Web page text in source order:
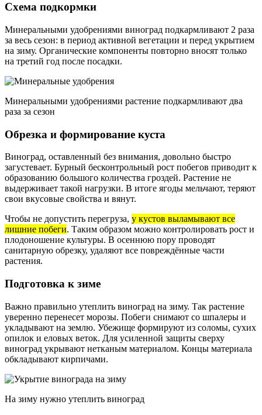
Схема подкормки
Минеральными удобрениями виноград подкармливают 2 раза
за весь сезон: в период активной вегетации и перед укрытием
на зиму. Органические компоненты повторно вносят только
на третий год после посадки.
Минеральными удобрениями растение подкармливают два
раза за сезон
Обрезка и формирование куста
Виноград, оставленный без внимания, довольно быстро
загустевает. Бурный бесконтрольный рост побегов приводит к
образованию большого количества гроздей. Растение не
выдерживает такой нагрузки. В итоге ягоды мельчают, теряют
свои вкусовые свойства и вянут.
Чтобы не допустить перегруза, у кустов выламывают все
лишние побеги. Таким образом можно контролировать рост и
плодоношение культуры. В осеннюю пору проводят
санитарную обрезку, удаляют все повреждённые части
растения.
Подготовка к зиме
Важно правильно утеплить виноград на зиму. Так растение
уверенно перенесет морозы. Побеги снимают со шпалеры и
укладывают на землю. Убежище формируют из соломы, сухих
опилок и еловых веток. Для усиленной защиты сверху
виноград укрывают нетканым материалом. Концы материала
обкладывают кирпичами.
На зиму нужно утеплить виноград